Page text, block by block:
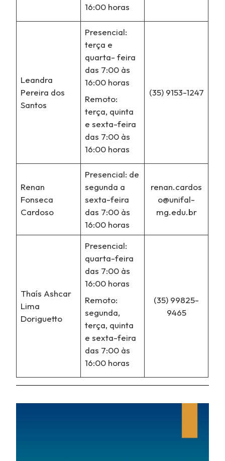
16:00 horas
Leandra
Pereira dos
Santos
Presencial:
terça e
quarta- feira
das 7:00 às
16:00 horas
Remoto:
terça, quinta
e sexta-feira
das 7:00 às
16:00 horas
(35) 9153-1247
Renan
Fonseca
Cardoso
Presencial: de
segunda a
sexta-feira
das 7:00 às
16:00 horas
renan.cardos
o@unifal-
mg.edu.br
Thaís Ashcar
Lima
Doriguetto
Presencial:
quarta-feira
das 7:00 às
16:00 horas
Remoto:
segunda,
terça, quinta
e sexta-feira
das 7:00 às
16:00 horas
(35) 99825-
9465